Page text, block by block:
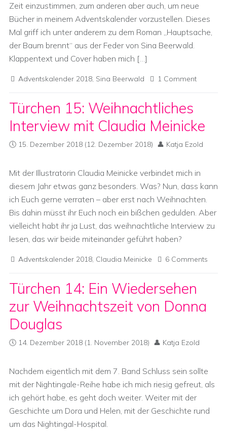
Zeit einzustimmen, zum anderen aber auch, um neue
Bücher in meinem Adventskalender vorzustellen. Dieses
Mal griff ich unter anderem zu dem Roman „Hauptsache,
der Baum brennt“ aus der Feder von Sina Beerwald.
Klappentext und Cover haben mich […]
Adventskalender 2018, Sina Beerwald 1 Comment
Türchen 15: Weihnachtliches
Interview mit Claudia Meinicke
15. Dezember 2018 (12. Dezember 2018) Katja Ezold
Mit der Illustratorin Claudia Meinicke verbindet mich in
diesem Jahr etwas ganz besonders. Was? Nun, dass kann
ich Euch gerne verraten – aber erst nach Weihnachten.
Bis dahin müsst ihr Euch noch ein bißchen gedulden. Aber
vielleicht habt ihr ja Lust, das weihnachtliche Interview zu
lesen, das wir beide miteinander geführt haben?
Adventskalender 2018, Claudia Meinicke 6 Comments
Türchen 14: Ein Wiedersehen
zur Weihnachtszeit von Donna
Douglas
14. Dezember 2018 (1. November 2018) Katja Ezold
Nachdem eigentlich mit dem 7. Band Schluss sein sollte
mit der Nightingale-Reihe habe ich mich riesig gefreut, als
ich gehört habe, es geht doch weiter. Weiter mit der
Geschichte um Dora und Helen, mit der Geschichte rund
um das Nightingal-Hospital.